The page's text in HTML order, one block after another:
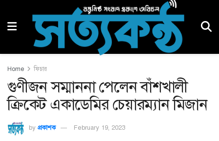
Home ফিচার
গুণীজন সম্মাননা পেলেন বাঁশখালী
ক্রিকেট একাডেমির চেয়ারম্যান মিজান
by প্রকাশক February 19, 2023